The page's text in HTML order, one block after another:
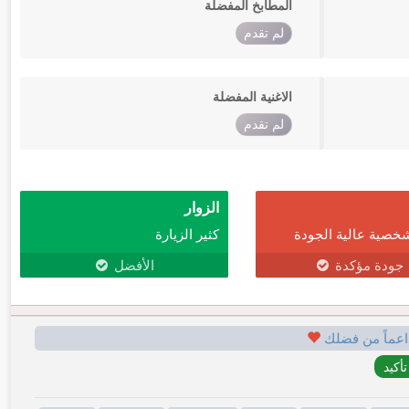
المطابخ المفضلة
لم تقدم
الاغنية المفضلة
لم تقدم
عالية الجودة
جودة مؤكدة
الزوار
كثير الزيارة
الأفضل
من فضلك